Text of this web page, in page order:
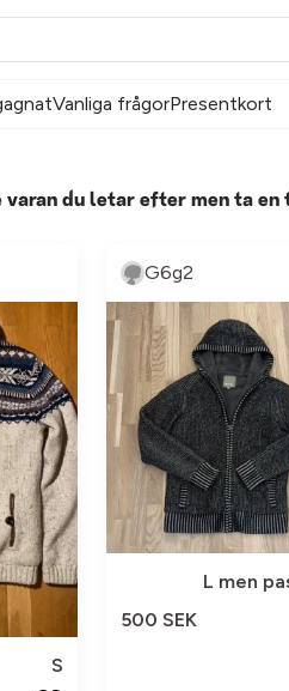
Vanliga frågorPresentkort
du letar efter men ta en
S
G6g2
L men
500 SEK